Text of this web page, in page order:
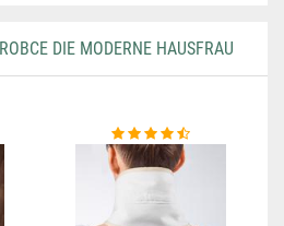
DIE MODERNE HAUSFRAU